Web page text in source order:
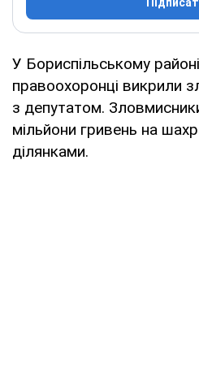
У Бориспільському
правоохоронці викрили
з депутатом.
мільйони гривень на
ділянками.